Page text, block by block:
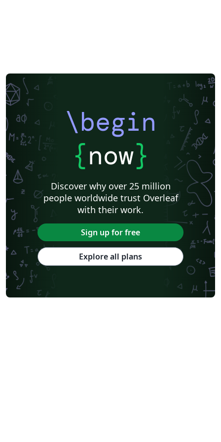
\begin
{now}
Discover why over 25 million
people worldwide trust Overleaf
with their work.
Sign up for free
Explore all plans